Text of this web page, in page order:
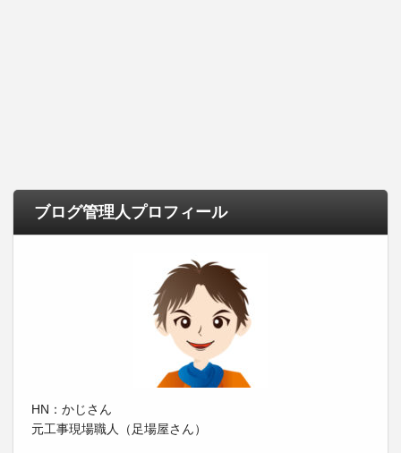
ブログ管理人プロフィール
HN：かじさん
元工事現場職人（足場屋さん）